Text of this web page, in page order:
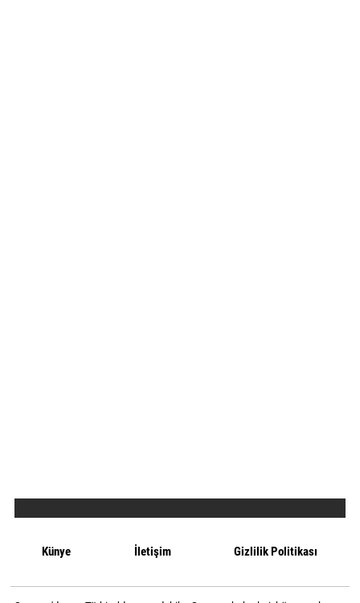
Künye İletişim Gizlilik Politikası